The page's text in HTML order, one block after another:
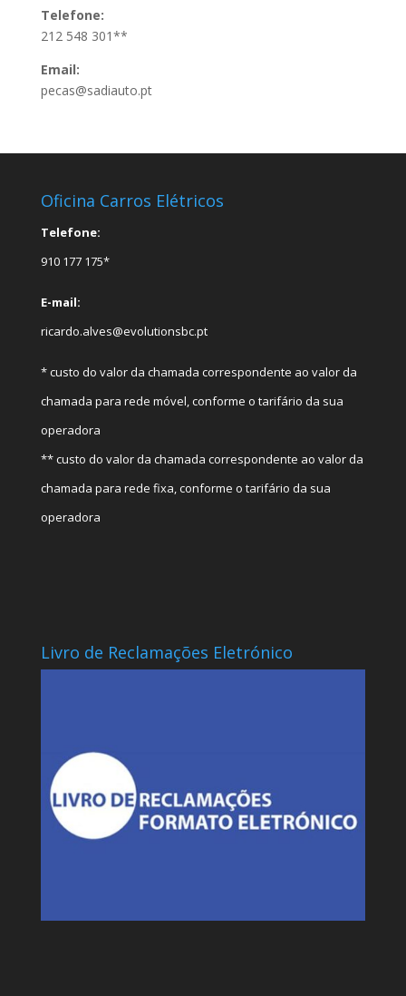
Telefone:
212 548 301**
Email:
pecas@sadiauto.pt
Oficina Carros Elétricos
Telefone:
910 177 175*
E-mail:
ricardo.alves@evolutionsbc.pt
* custo do valor da chamada correspondente ao valor da
chamada para rede móvel, conforme o tarifário da sua
operadora
** custo do valor da chamada correspondente ao valor da
chamada para rede fixa, conforme o tarifário da sua
operadora
Livro de Reclamações Eletrónico